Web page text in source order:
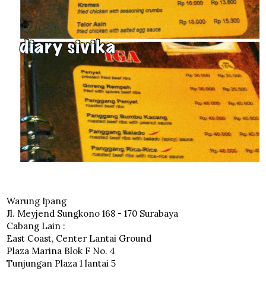
Warung Ipang
Jl. Meyjend Sungkono 168 - 170 Surabaya
Cabang Lain :
East Coast, Center Lantai Ground
Plaza Marina Blok F No. 4
Tunjungan Plaza 1 lantai 5